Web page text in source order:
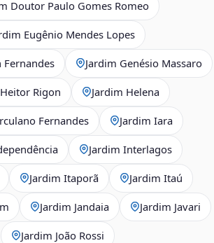
Doutor Paulo Gomes Romeo
Eugênio Mendes Lopes
Fernandes Jardim Genésio Massaro
Rigon Jardim Helena
Fernandes Jardim Iara
Jardim Interlagos
Jardim Itaporã Jardim Itaú
Jardim Jandaia Jardim Javari
Jardim João Rossi